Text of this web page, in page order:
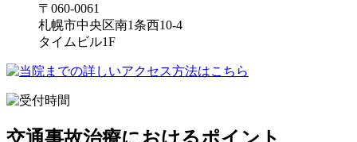
〒060-0061
札幌市中央区南1条西10-4
タイムビル1F
交通事故治療におけるポイント